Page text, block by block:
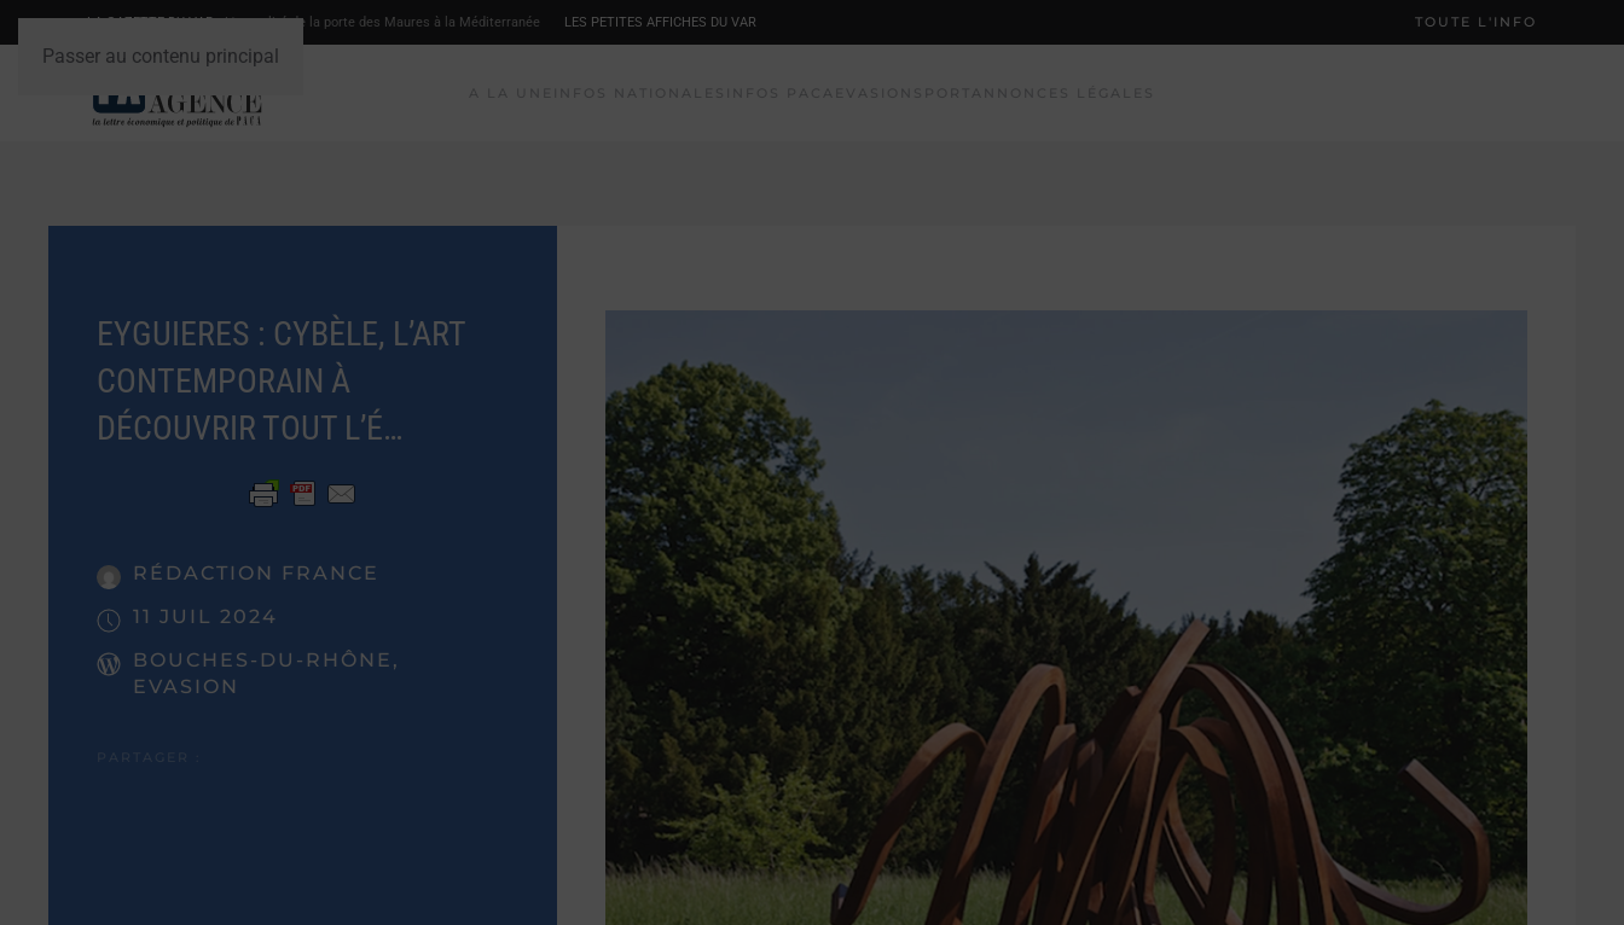
Passer au contenu principal
LA GAZETTE DU VAR- L'actualité de la porte des Maures à la Méditerranée LES PETITES AFFICHES DU VAR TOUTE L'INFO
EYGUIERES : CYBÈLE, L’ART
CONTEMPORAIN À
DÉCOUVRIR TOUT L’É…
RÉDACTION FRANCE
11 JUIL 2024
BOUCHES-DU-RHÔNE,
EVASION